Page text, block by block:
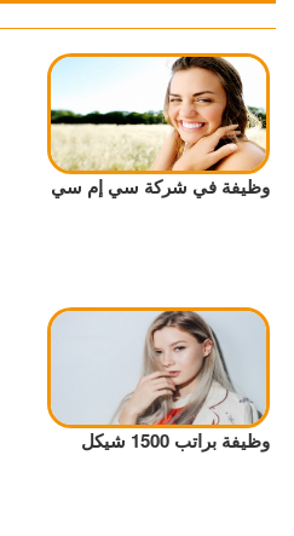
وظيفة في شركة سي إم سي
وظيفة براتب 1500 شيكل